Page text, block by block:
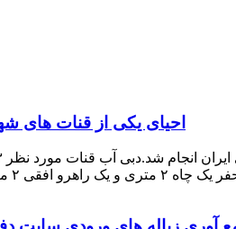
احیای یکی از قنات های